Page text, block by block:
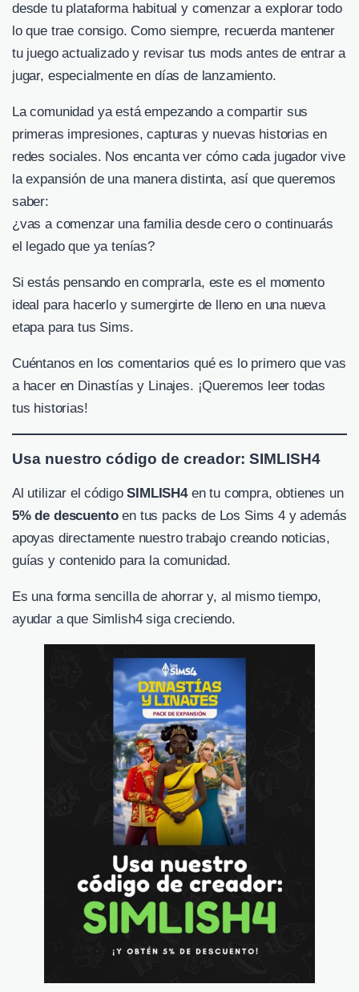
desde tu plataforma habitual y comenzar a explorar todo
lo que trae consigo. Como siempre, recuerda mantener
tu juego actualizado y revisar tus mods antes de entrar a
jugar, especialmente en días de lanzamiento.
La comunidad ya está empezando a compartir sus
primeras impresiones, capturas y nuevas historias en
redes sociales. Nos encanta ver cómo cada jugador vive
la expansión de una manera distinta, así que queremos
saber:
¿vas a comenzar una familia desde cero o continuarás
el legado que ya tenías?
Si estás pensando en comprarla, este es el momento
ideal para hacerlo y sumergirte de lleno en una nueva
etapa para tus Sims.
Cuéntanos en los comentarios qué es lo primero que vas
a hacer en Dinastías y Linajes. ¡Queremos leer todas
tus historias!
Usa nuestro código de creador: SIMLISH4
Al utilizar el códigoSIMLISH4en tu compra, obtienes un
5% de descuentoen tus packs de Los Sims 4 y además
apoyas directamente nuestro trabajo creando noticias,
guías y contenido para la comunidad.
Es una forma sencilla de ahorrar y, al mismo tiempo,
ayudar a que Simlish4 siga creciendo.